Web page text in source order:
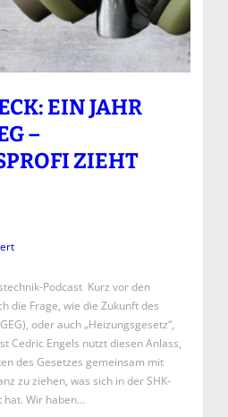
EIN JAHR
–
ZIEHT
Podcast Kurz vor den
die Frage, wie die Zukunft des
oder auch „Heizungsgesetz“,
Cedric Engels nutzt diesen Anlass,
des Gesetzes gemeinsam mit
zu ziehen, was sich in der SHK-
hat. Wir haben…